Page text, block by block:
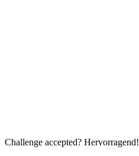
Challenge accepted? Hervorragend!